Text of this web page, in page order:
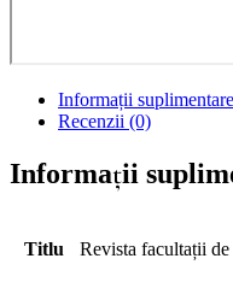
Informații suplimentare
Recenzii (0)
Informații
Titlu Revista facultații